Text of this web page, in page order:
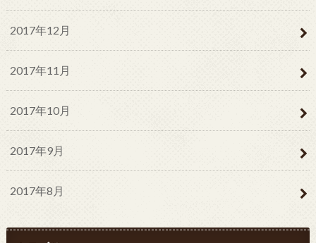
2017年12月
2017年11月
2017年10月
2017年9月
2017年8月